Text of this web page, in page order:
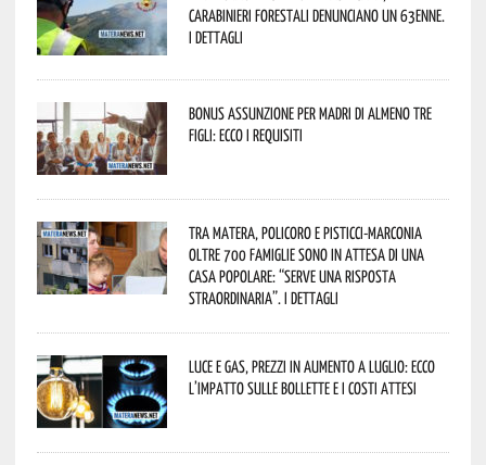
Carabinieri forestali denunciano un 63enne.
I dettagli
Bonus assunzione per madri di almeno tre
figli: ecco i requisiti
Tra Matera, Policoro e Pisticci-Marconia
oltre 700 famiglie sono in attesa di una
casa popolare: “serve una risposta
straordinaria”. I dettagli
Luce e gas, prezzi in aumento a luglio: ecco
l’impatto sulle bollette e i costi attesi